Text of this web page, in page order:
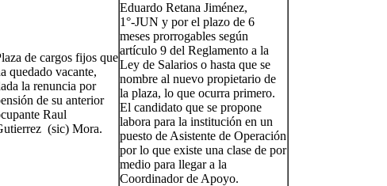
de cargos fijos que
quedado vacante,
la renuncia por
de su anterior
Raul
(sic) Mora.
Eduardo Retana Jiménez,
1°-JUN y por el plazo de 6
meses prorrogables según
artículo 9 del Reglamento a la
Ley de Salarios o hasta que se
nombre al nuevo propietario de
la plaza, lo que ocurra primero.
El candidato que se propone
labora para la institución en un
puesto de Asistente de Operación
por lo que existe una clase de por
medio para llegar a la
Coordinador de Apoyo.